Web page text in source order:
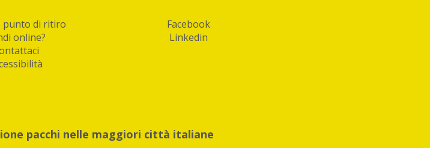
punto di ritiro
online?
Facebook
Linkedin
pacchi nelle maggiori città italiane